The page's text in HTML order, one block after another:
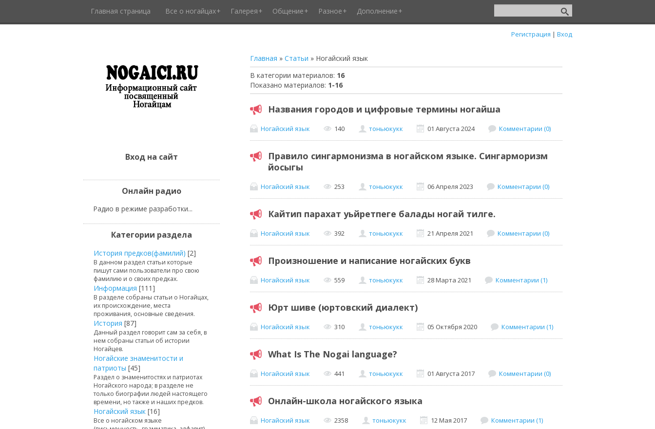
Главная страница Все о ногайцах Галерея Общение Разное Дополнение
Регистрация | Вход
Главная » Статьи » Ногайский язык
В категории материалов: 16
Показано материалов: 1-16
Названия городов и цифровые термины ногайша
Ногайский язык 140 тоньюкукк 01 Августа 2024 Комментарии (0)
Правило сингармонизма в ногайском языке. Сингарморизм
йосыгы
Ногайский язык 253 тоньюкукк 06 Апреля 2023 Комментарии (0)
Кайтип парахат уьйретпеге балады ногай тилге.
Ногайский язык 392 тоньюкукк 21 Апреля 2021 Комментарии (0)
Произношение и написание ногайских букв
Ногайский язык 559 тоньюкукк 28 Марта 2021 Комментарии (1)
Юрт шиве (юртовский диалект)
Ногайский язык 310 тоньюкукк 05 Октября 2020 Комментарии (1)
What Is The Nogai language?
Ногайский язык 441 тоньюкукк 01 Августа 2017 Комментарии (0)
Онлайн-школа ногайского языка
Ногайский язык 2358 тоньюкукк 12 Мая 2017 Комментарии (1)
Вход на сайт
Онлайн радио
Радио в режиме разработки...
Категории раздела
История предков(фамилий) [2]
В данном раздел статьи которые
пишут сами пользователи про свою
фамилию и о своих предках.
Информация [111]
В разделе собраны статьи о Ногайцах,
их происхождение, места
проживания, основные сведения.
История [87]
Данный раздел говорит сам за себя, в
нем собраны статьи об истории
Ногайцев.
Ногайские знаменитости и
патриоты [45]
Раздел о знаменитостях и патриотах
Ногайского народа; в разделе не
только биографии людей настоящего
времени, но также и наших предков.
Ногайский язык [16]
Все о ногайском языке